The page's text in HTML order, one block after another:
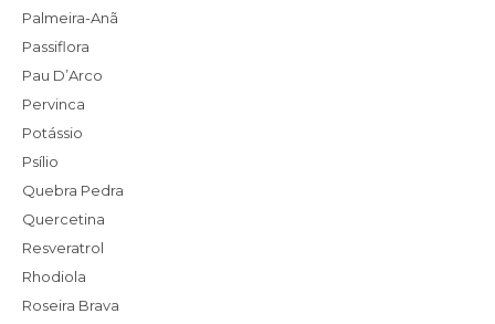
Palmeira-Anã
Passiflora
Pau D’Arco
Pervinca
Potássio
Psílio
Quebra Pedra
Quercetina
Resveratrol
Rhodiola
Roseira Brava